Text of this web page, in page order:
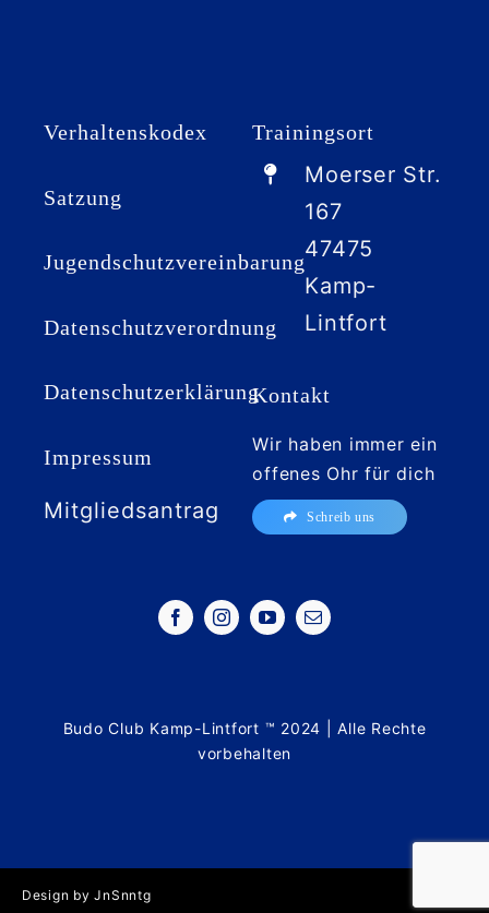
Verhaltenskodex
Satzung
Jugendschutzvereinbarung
Datenschutzverordnung
Datenschutzerklärung
Impressum
Mitgliedsantrag
Trainingsort
Moerser Str.
167
47475
Kamp-
Lintfort
Kontakt
Wir haben immer ein
offenes Ohr für dich
Schreib uns
Budo Club Kamp-Lintfort ™ 2024 | Alle Rechte
vorbehalten
Design by JnSnntg